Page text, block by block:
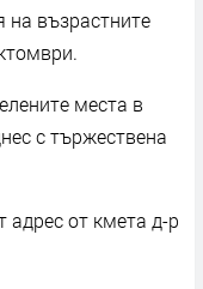
на възрастните
места в
с тържествена
адрес от кмета д-р